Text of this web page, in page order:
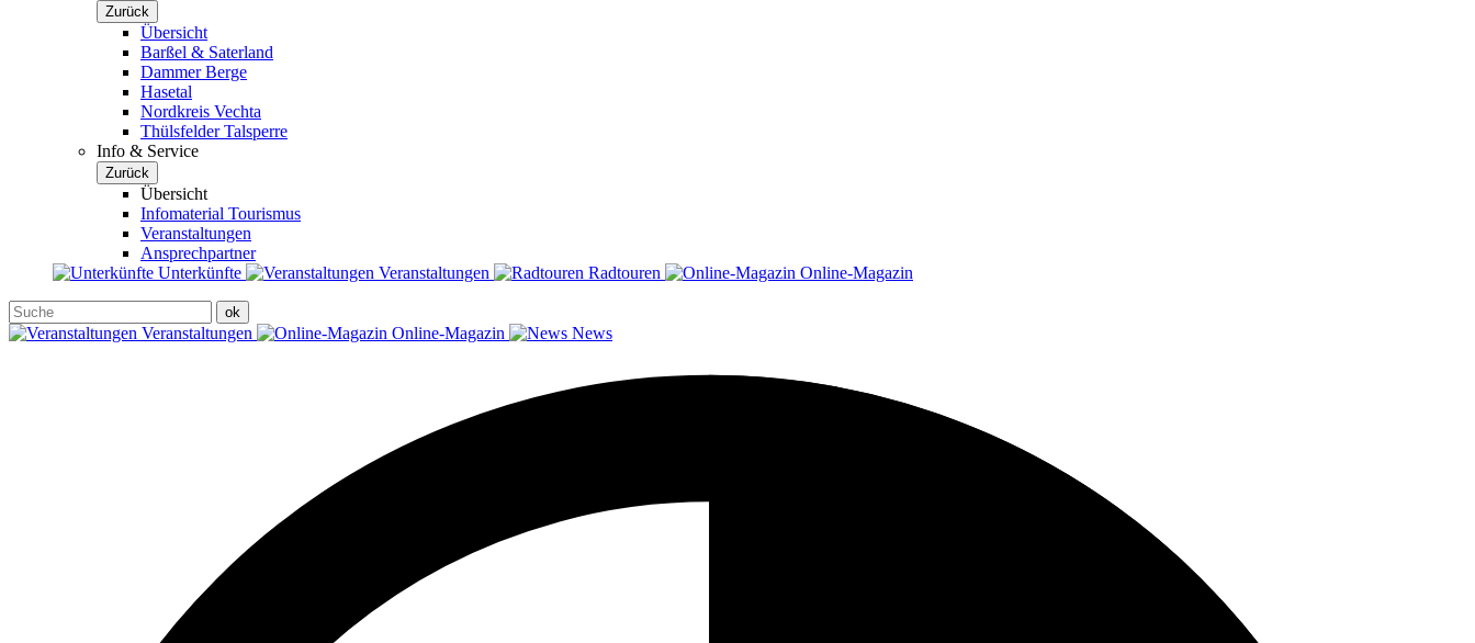
Zurück
Übersicht
Barßel & Saterland
Dammer Berge
Hasetal
Nordkreis Vechta
Thülsfelder Talsperre
Info & Service
Zurück
Übersicht
Infomaterial Tourismus
Veranstaltungen
Ansprechpartner
Unterkünfte
Veranstaltungen Radtouren Online-Magazin
Veranstaltungen Online-Magazin News